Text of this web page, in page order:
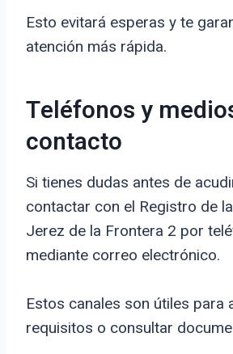
Esto evitará esperas y te
atención más rápida.
Teléfonos y
contacto
Si tienes dudas antes de
contactar con el Registro de
Jerez de la Frontera 2 por
mediante correo electrónico.
Estos canales son útiles para
requisitos o consultar